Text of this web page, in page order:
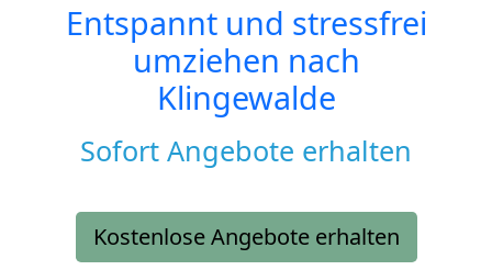
Entspannt und stressfrei
umziehen nach
Klingewalde
Sofort Angebote erhalten
Kostenlose Angebote erhalten